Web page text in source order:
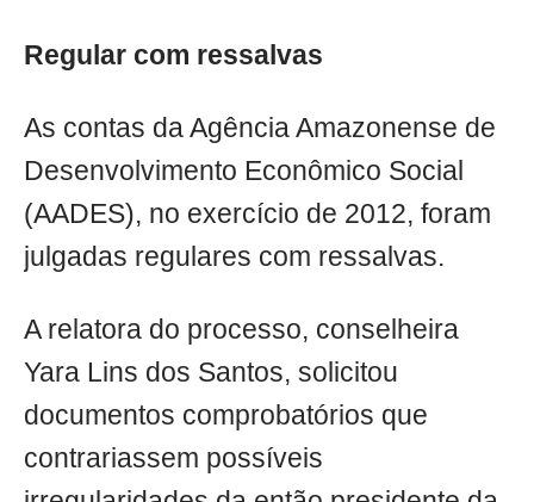
Regular com ressalvas
As contas da Agência Amazonense de
Desenvolvimento Econômico Social
(AADES), no exercício de 2012, foram
julgadas regulares com ressalvas.
A relatora do processo, conselheira
Yara Lins dos Santos, solicitou
documentos comprobatórios que
contrariassem possíveis